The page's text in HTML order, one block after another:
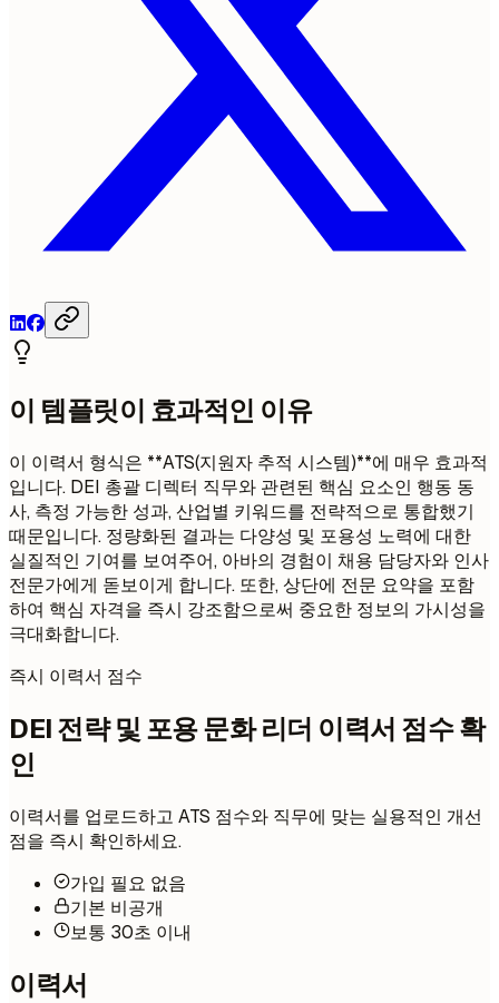
이 템플릿이 효과적인 이유
이 이력서 형식은 **ATS(지원자 추적 시스템)**에 매우 효과적
입니다. DEI 총괄 디렉터 직무와 관련된 핵심 요소인 행동 동
사, 측정 가능한 성과, 산업별 키워드를 전략적으로 통합했기
때문입니다. 정량화된 결과는 다양성 및 포용성 노력에 대한
실질적인 기여를 보여주어, 아바의 경험이 채용 담당자와 인사
전문가에게 돋보이게 합니다. 또한, 상단에 전문 요약을 포함
하여 핵심 자격을 즉시 강조함으로써 중요한 정보의 가시성을
극대화합니다.
즉시 이력서 점수
DEI 전략 및 포용 문화 리더 이력서 점수 확
인
이력서를 업로드하고 ATS 점수와 직무에 맞는 실용적인 개선
점을 즉시 확인하세요.
가입 필요 없음
기본 비공개
보통 30초 이내
이력서